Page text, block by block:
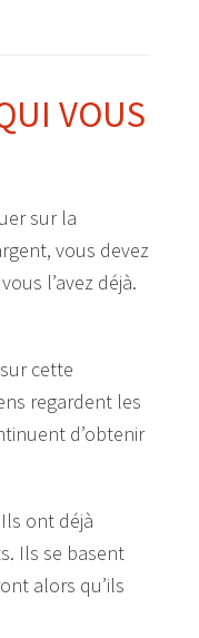
VOUS
sur la
vous devez
l’avez déjà.
cette
regardent les
d’obtenir
ont déjà
Ils se basent
alors qu’ils